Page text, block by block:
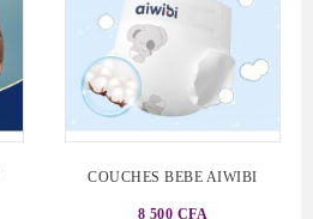
COUCHES BEBE AIWIBI
8 500 CFA